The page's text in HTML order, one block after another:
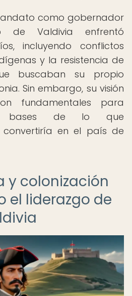
como gobernador
de Valdivia enfrentó
incluyendo conflictos
y la resistencia de
buscaban su propio
Sin embargo, su visión
fundamentales para
bases de lo que
convertiría en el país de
y colonización
el liderazgo de